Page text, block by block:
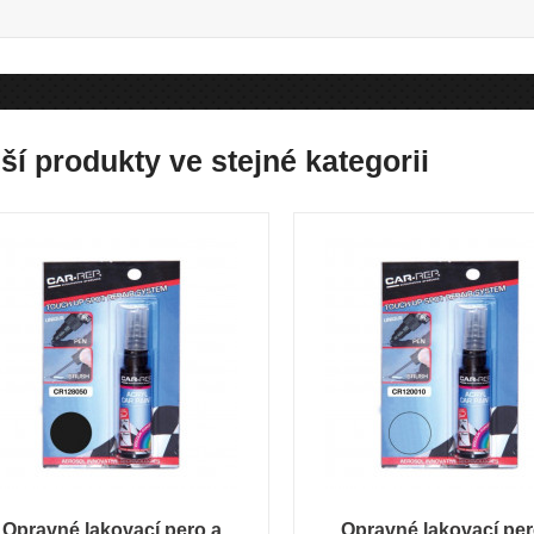
produkty ve stejné kategorii
Opravné lakovací pero a
Opravné lakovací